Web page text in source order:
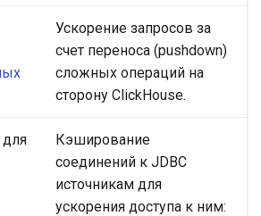
Ускорение запросов за
счет переноса (pushdown)
сложных операций на
сторону ClickHouse.
Кэширование
соединений к JDBC
источникам для
ускорения доступа к ним: